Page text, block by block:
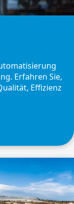
Erfahren Sie,
Effizienz